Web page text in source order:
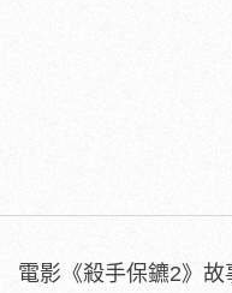
電影《殺手保鑣2》